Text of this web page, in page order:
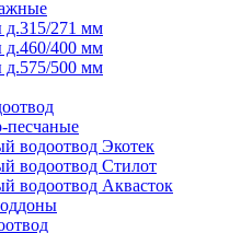
д.315/271 мм
д.460/400 мм
д.575/500 мм
песчаные
водоотвод Экотек
водоотвод Стилот
водоотвод Аквасток